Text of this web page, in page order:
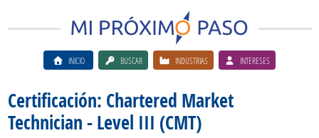
INICIO BUSCAR INDUSTRIAS INTERESES
Certificación: Chartered Market
Technician - Level III (CMT)